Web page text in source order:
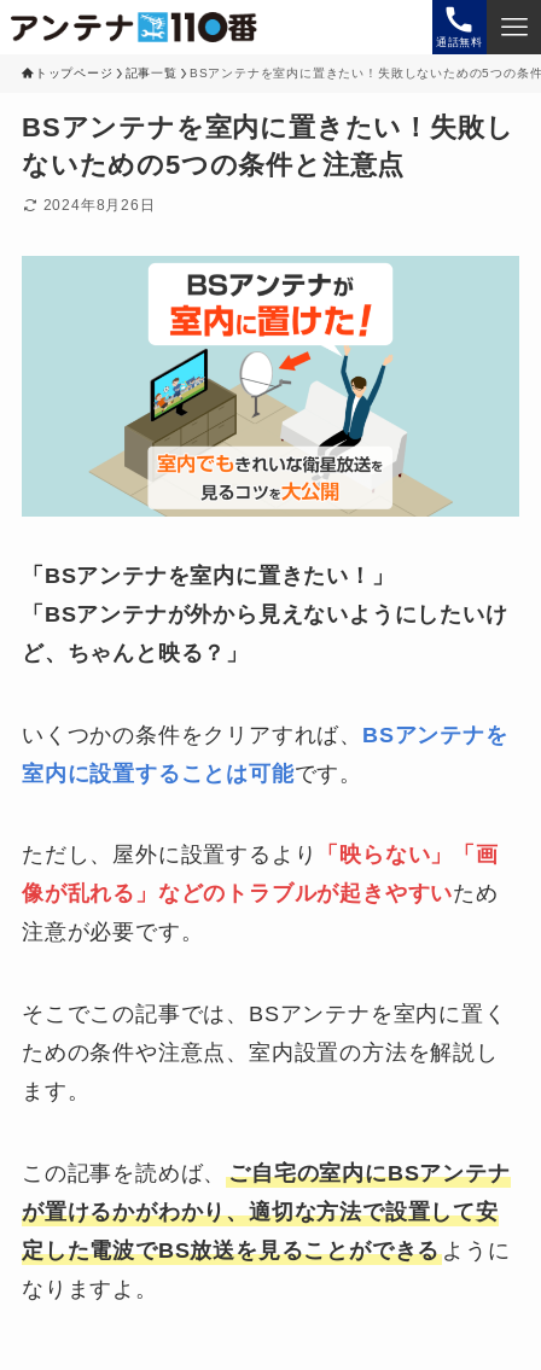
通話無料
トップページ 記事一覧 BSアンテナを室内に置きたい！失敗しないための5つの条
BSアンテナを室内に置きたい！失敗し
ないための5つの条件と注意点
2024年8月26日
「BSアンテナを室内に置きたい！」
「BSアンテナが外から見えないようにしたいけ
ど、ちゃんと映る？」
いくつかの条件をクリアすれば、 BSアンテナを
室内に設置することは可能です。
ただし、屋外に設置するより
「映らない」「画
像が乱れる」などのトラブルが起きやすいため
注意が必要です。
そこでこの記事では、BSアンテナを室内に置く
ための条件や注意点、室内設置の方法を解説し
ます。
この記事を読めば、ご自宅の室内にBSアンテナ
が置けるかがわかり、適切な方法で設置して安
定した電波でBS放送を見ることができるように
なりますよ。